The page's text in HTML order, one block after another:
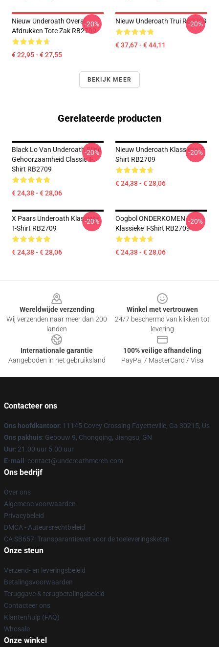
Nieuw Underoath Overal
Afdrukken Tote Zak RB2709
€ 22,95 - € 27,55
-20% Nieuw Underoath Trui RB2709
€ 37,67 - € 44,11
-20%
BEKIJK MEER
Gerelateerde producten
Black Lo Van Underoath Blind
Gehoorzaamheid Classic T-
Shirt RB2709
€ 24,38 - € 28,06
-20%
Nieuw Underoath Klassieke T-
Shirt RB2709
€ 24,38 - € 28,06
-20%
X Paars Underoath Klassieke
T-Shirt RB2709
€ 24,38 - € 28,06
-20%
Oogbol ONDERKOMEN
Klassieke T-Shirt RB2709
€ 24,38 - € 28,06
-20%
Wereldwijde verzending
Wij verzenden naar meer dan 200
landen
Winkel met vertrouwen
24/7 beschermd van klikken tot
levering
Internationale garantie
Aangeboden in het gebruiksland
100% veilige afhandeling
PayPal / MasterCard / Visa
Contacteer ons
Ons hoofdkantoor: 11145 Covey Crossing Fayetteville, Ga 30215, Us
Ons pakhuis: Gebouw 9, Chongqing, Jiangsu, GN
Uur: 21.00 uur 5.00 uur
E-mail : contact@underoathmerch.com
Ons bedrijf
Over ons
Algemene voorwaarden
Privacybeleid
DMCA - Auteursrechtbeleid
CA SB657: Transparantiewet voor de toeleveringsketen
Onze steun
Verzend- en leveringsbeleid
Betalingsvoorwaarden
Teruggave & terugbetalingsbeleid
Contacteer ons
Klantenhulp (FAQ)
Whosale
Onze winkel